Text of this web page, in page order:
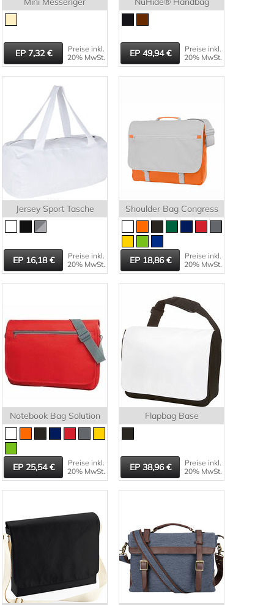
7,32
Preise inkl.
20% MwSt.
49,94
Preise inkl.
20% MwSt.
Jersey Sport Tasche
16,18
Preise inkl.
20% MwSt.
Shoulder Bag Congress
18,86
Preise inkl.
20% MwSt.
Notebook Bag Solution
25,54
Preise inkl.
20% MwSt.
Flapbag Base
38,96
Preise inkl.
20% MwSt.